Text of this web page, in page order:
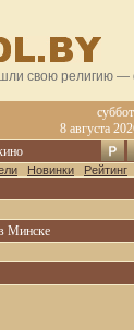
свою религию —
8 августа
Новинки Рейтинг
Минске